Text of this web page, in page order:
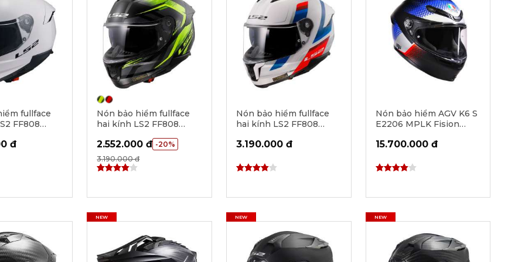
fullface
FF808
đ
Nón bảo hiểm fullface
hai kính LS2 FF808
2.552.000 đ -20%
3.190.000 đ
Nón bảo hiểm fullface
hai kính LS2 FF808
3.190.000 đ
Nón bảo hiểm AGV K6 S
E2206 MPLK Fision
15.700.000 đ
NEW NEW NEW